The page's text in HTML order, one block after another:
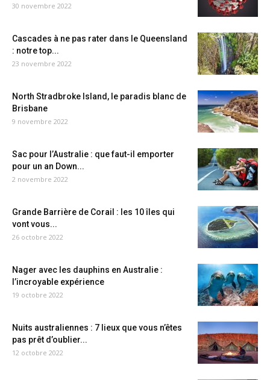
30 novembre 2022
Cascades à ne pas rater dans le Queensland
: notre top...
23 novembre 2022
North Stradbroke Island, le paradis blanc de
Brisbane
9 novembre 2022
Sac pour l’Australie : que faut-il emporter
pour un an Down...
2 novembre 2022
Grande Barrière de Corail : les 10 îles qui
vont vous...
26 octobre 2022
Nager avec les dauphins en Australie :
l’incroyable expérience
19 octobre 2022
Nuits australiennes : 7 lieux que vous n’êtes
pas prêt d’oublier...
12 octobre 2022